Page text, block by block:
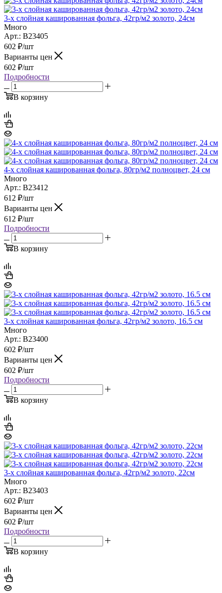
3-х слойная кашированная фольга, 42гр/м2 золото, 24см
Много
Арт.: B23405
602 ₽/шт
Варианты цен
602 ₽/шт
Подробности
В корзину
4-х слойная кашированная фольга, 80гр/м2 полноцвет, 24 см
Много
Арт.: B23412
612 ₽/шт
Варианты цен
612 ₽/шт
Подробности
В корзину
3-х слойная кашированная фольга, 42гр/м2 золото, 16.5 см
Много
Арт.: B23400
602 ₽/шт
Варианты цен
602 ₽/шт
Подробности
В корзину
3-х слойная кашированная фольга, 42гр/м2 золото, 22см
Много
Арт.: B23403
602 ₽/шт
Варианты цен
602 ₽/шт
Подробности
В корзину